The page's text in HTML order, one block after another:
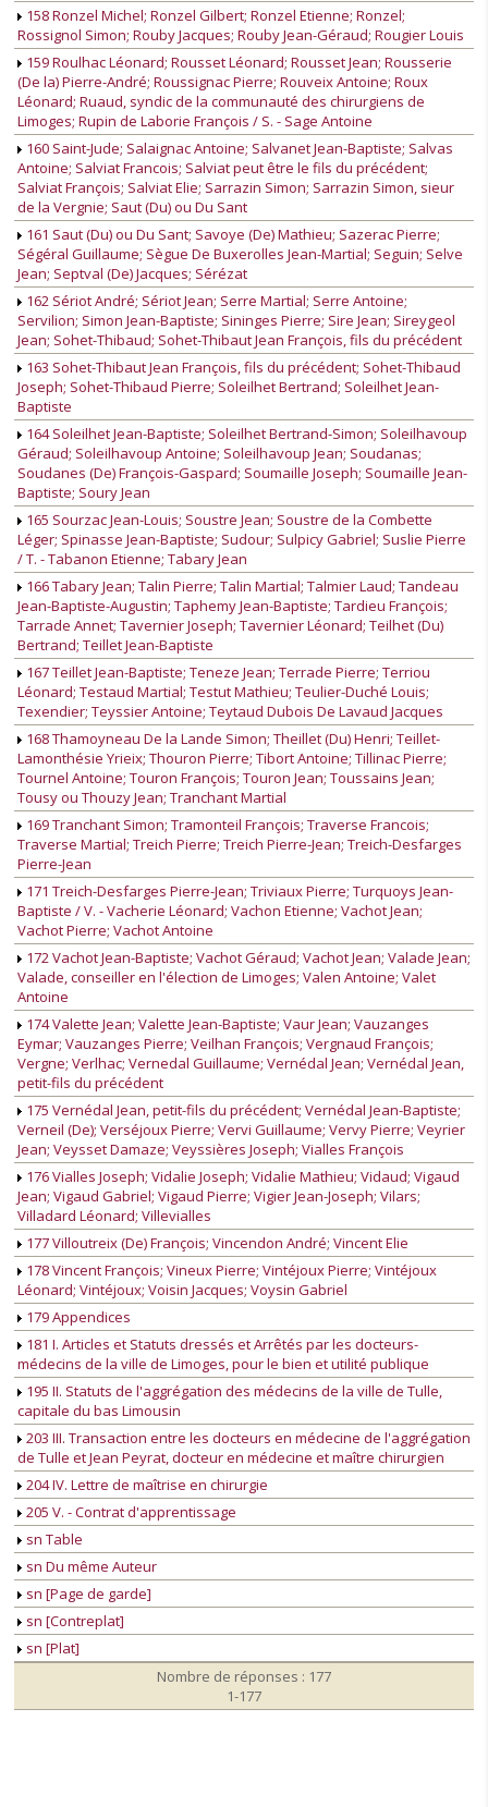
158 Ronzel Michel; Ronzel Gilbert; Ronzel Etienne; Ronzel;
Rossignol Simon; Rouby Jacques; Rouby Jean-Géraud; Rougier Louis
159 Roulhac Léonard; Rousset Léonard; Rousset Jean; Rousserie
(De la) Pierre-André; Roussignac Pierre; Rouveix Antoine; Roux
Léonard; Ruaud, syndic de la communauté des chirurgiens de
Limoges; Rupin de Laborie François / S. - Sage Antoine
160 Saint-Jude; Salaignac Antoine; Salvanet Jean-Baptiste; Salvas
Antoine; Salviat Francois; Salviat peut être le fils du précédent;
Salviat François; Salviat Elie; Sarrazin Simon; Sarrazin Simon, sieur
de la Vergnie; Saut (Du) ou Du Sant
161 Saut (Du) ou Du Sant; Savoye (De) Mathieu; Sazerac Pierre;
Ségéral Guillaume; Sègue De Buxerolles Jean-Martial; Seguin; Selve
Jean; Septval (De) Jacques; Sérézat
162 Sériot André; Sériot Jean; Serre Martial; Serre Antoine;
Servilion; Simon Jean-Baptiste; Sininges Pierre; Sire Jean; Sireygeol
Jean; Sohet-Thibaud; Sohet-Thibaut Jean François, fils du précédent
163 Sohet-Thibaut Jean François, fils du précédent; Sohet-Thibaud
Joseph; Sohet-Thibaud Pierre; Soleilhet Bertrand; Soleilhet Jean-
Baptiste
164 Soleilhet Jean-Baptiste; Soleilhet Bertrand-Simon; Soleilhavoup
Géraud; Soleilhavoup Antoine; Soleilhavoup Jean; Soudanas;
Soudanes (De) François-Gaspard; Soumaille Joseph; Soumaille Jean-
Baptiste; Soury Jean
165 Sourzac Jean-Louis; Soustre Jean; Soustre de la Combette
Léger; Spinasse Jean-Baptiste; Sudour; Sulpicy Gabriel; Suslie Pierre
/ T. - Tabanon Etienne; Tabary Jean
166 Tabary Jean; Talin Pierre; Talin Martial; Talmier Laud; Tandeau
Jean-Baptiste-Augustin; Taphemy Jean-Baptiste; Tardieu François;
Tarrade Annet; Tavernier Joseph; Tavernier Léonard; Teilhet (Du)
Bertrand; Teillet Jean-Baptiste
167 Teillet Jean-Baptiste; Teneze Jean; Terrade Pierre; Terriou
Léonard; Testaud Martial; Testut Mathieu; Teulier-Duché Louis;
Texendier; Teyssier Antoine; Teytaud Dubois De Lavaud Jacques
168 Thamoyneau De la Lande Simon; Theillet (Du) Henri; Teillet-
Lamonthésie Yrieix; Thouron Pierre; Tibort Antoine; Tillinac Pierre;
Tournel Antoine; Touron François; Touron Jean; Toussains Jean;
Tousy ou Thouzy Jean; Tranchant Martial
169 Tranchant Simon; Tramonteil François; Traverse Francois;
Traverse Martial; Treich Pierre; Treich Pierre-Jean; Treich-Desfarges
Pierre-Jean
171 Treich-Desfarges Pierre-Jean; Triviaux Pierre; Turquoys Jean-
Baptiste / V. - Vacherie Léonard; Vachon Etienne; Vachot Jean;
Vachot Pierre; Vachot Antoine
172 Vachot Jean-Baptiste; Vachot Géraud; Vachot Jean; Valade Jean;
Valade, conseiller en l'élection de Limoges; Valen Antoine; Valet
Antoine
174 Valette Jean; Valette Jean-Baptiste; Vaur Jean; Vauzanges
Eymar; Vauzanges Pierre; Veilhan François; Vergnaud François;
Vergne; Verlhac; Vernedal Guillaume; Vernédal Jean; Vernédal Jean,
petit-fils du précédent
175 Vernédal Jean, petit-fils du précédent; Vernédal Jean-Baptiste;
Verneil (De); Verséjoux Pierre; Vervi Guillaume; Vervy Pierre; Veyrier
Jean; Veysset Damaze; Veyssières Joseph; Vialles François
176 Vialles Joseph; Vidalie Joseph; Vidalie Mathieu; Vidaud; Vigaud
Jean; Vigaud Gabriel; Vigaud Pierre; Vigier Jean-Joseph; Vilars;
Villadard Léonard; Villevialles
177 Villoutreix (De) François; Vincendon André; Vincent Elie
178 Vincent François; Vineux Pierre; Vintéjoux Pierre; Vintéjoux
Léonard; Vintéjoux; Voisin Jacques; Voysin Gabriel
179 Appendices
181 I. Articles et Statuts dressés et Arrêtés par les docteurs-
médecins de la ville de Limoges, pour le bien et utilité publique
195 II. Statuts de l'aggrégation des médecins de la ville de Tulle,
capitale du bas Limousin
203 III. Transaction entre les docteurs en médecine de l'aggrégation
de Tulle et Jean Peyrat, docteur en médecine et maître chirurgien
204 IV. Lettre de maîtrise en chirurgie
205 V. - Contrat d'apprentissage
sn Table
sn Du même Auteur
sn [Page de garde]
sn [Contreplat]
sn [Plat]
Nombre de réponses : 177
1-177